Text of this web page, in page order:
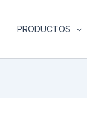
PRODUCTOS